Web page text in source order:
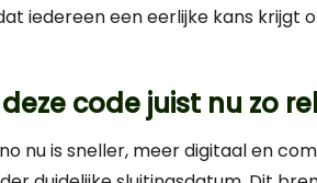
iedereen een eerlijke kans
code juist nu zo
nu is sneller, meer digitaal en